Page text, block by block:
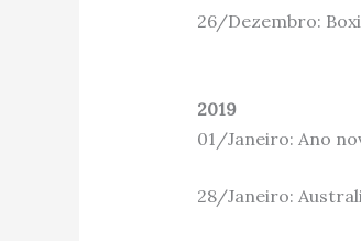
26/Dezembro:
2019
01/Janeiro: Ano
28/Janeiro: